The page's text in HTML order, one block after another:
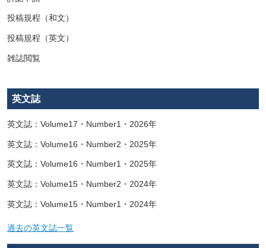
投稿規程（和文）
投稿規程（英文）
雑誌閲覧
英文誌
英文誌：Volume17・Number1・2026年
英文誌：Volume16・Number2・2025年
英文誌：Volume16・Number1・2025年
英文誌：Volume15・Number2・2024年
英文誌：Volume15・Number1・2024年
過去の英文誌一覧